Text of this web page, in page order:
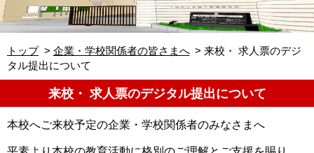
トップ 企業・学校関係者の皆さまへ
来校・ 求人票のデジ
タル提出について
来校・ 求人票のデジタル提出について
本校へご来校予定の企業・学校関係者のみなさまへ